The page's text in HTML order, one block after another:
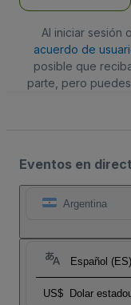
Al iniciar sesión
acuerdo de
posible que
parte, pero
Eventos en
Argentina
Español (ES)
US$ Dolar